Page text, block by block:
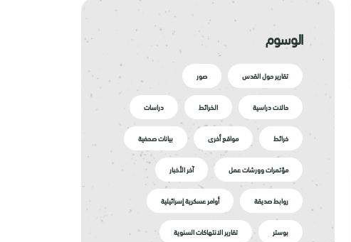
الوسوم
تقارير حول القدس صور
حالات دراسية الخرائط دراسات
خرائط مواقع أخرى بيانات صحفية
مؤتمرات وورشات عمل آخر الأخبار
روابط صديقة أوامر عسكرية إسرائيلية
بوستر تقارير الانتهاكات السنوية